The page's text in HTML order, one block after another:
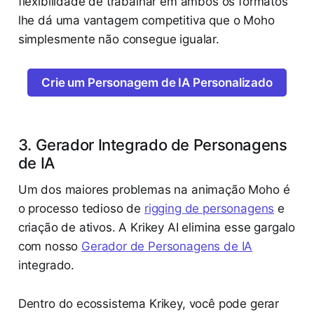
lhe dá uma vantagem competitiva que o Moho
simplesmente não consegue igualar.
Crie um Personagem de IA Personalizado
3. Gerador Integrado de Personagens
de IA
Um dos maiores problemas na animação Moho é
o processo tedioso de rigging de personagens e
criação de ativos. A Krikey AI elimina esse gargalo
com nosso Gerador de Personagens de IA
integrado.
Dentro do ecossistema Krikey, você pode gerar